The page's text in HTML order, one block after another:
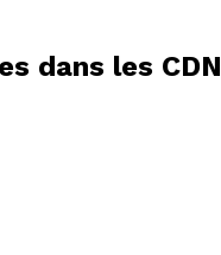
dans les CDN